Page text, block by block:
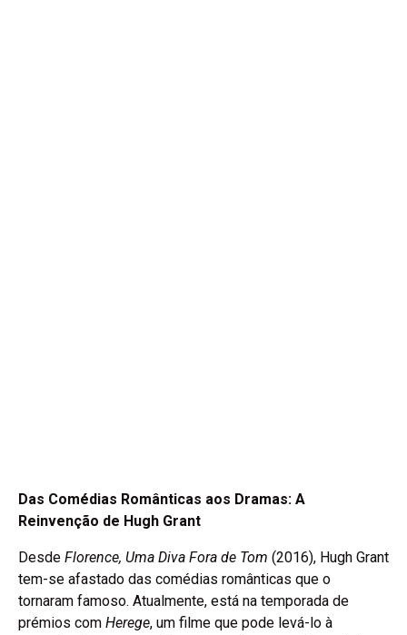
Das Comédias Românticas aos Dramas: A
Reinvenção de Hugh Grant
Desde Florence, Uma Diva Fora de Tom (2016), Hugh Grant
tem-se afastado das comédias românticas que o
tornaram famoso. Atualmente, está na temporada de
prémios com Herege, um filme que pode levá-lo à